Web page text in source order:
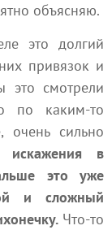
объясняю.
это долгий
привязок и
это смотрели
по каким-то
сильно
искажения в
это уже
и сложный
Что-то